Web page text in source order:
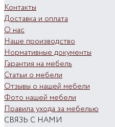
Контакты
Доставка и оплата
О нас
Наше производство
Нормативные документы
Гарантия на мебель
Статьи о мебели
Отзывы о нашей мебели
Фото нашей мебели
Правила ухода за мебелью
СВЯЗЬ С НАМИ